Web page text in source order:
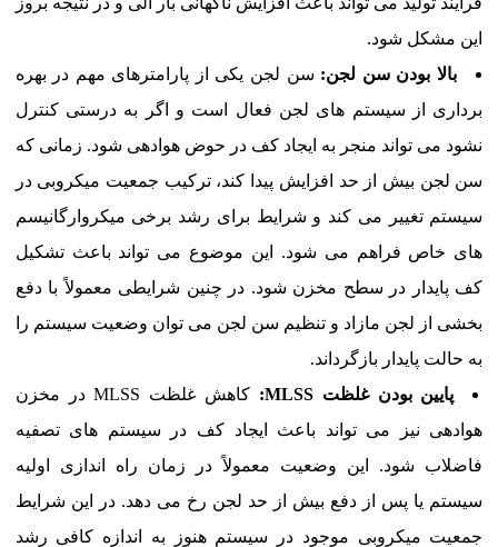
این مشکل شود.
بالا بودن سن لجن: سن لجن یکی از پارامترهای مهم در بهره
برداری از سیستم های لجن فعال است و اگر به درستی کنترل
نشود می تواند منجر به ایجاد کف در حوض هوادهی شود. زمانی که
سن لجن بیش از حد افزایش پیدا کند، ترکیب جمعیت میکروبی در
سیستم تغییر می کند و شرایط برای رشد برخی میکروارگانیسم
های خاص فراهم می شود. این موضوع می تواند باعث تشکیل
کف پایدار در سطح مخزن شود. در چنین شرایطی معمولاً با دفع
بخشی از لجن مازاد و تنظیم سن لجن می توان وضعیت سیستم را
به حالت پایدار بازگرداند.
پایین بودن غلظتMLSS
:
کاهش غلظت MLSS در مخزن
هوادهی نیز می تواند باعث ایجاد کف در سیستم های تصفیه
فاضلاب شود. این وضعیت معمولاً در زمان راه اندازی اولیه
سیستم یا پس از دفع بیش از حد لجن رخ می دهد. در این شرایط
جمعیت میکروبی موجود در سیستم هنوز به اندازه کافی رشد